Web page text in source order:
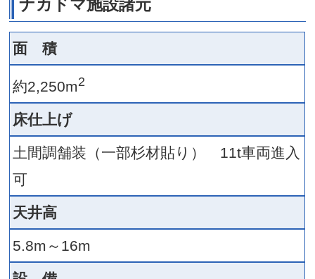
●移動販売車や屋台の出店も可
●地酒・ビール・B級グルメな
イベントの開催に最適。
スポー